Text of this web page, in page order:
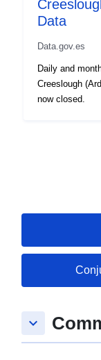
Data
Data.gov.es
Daily and
Creeslough
now closed.
keyboard_arrow_down